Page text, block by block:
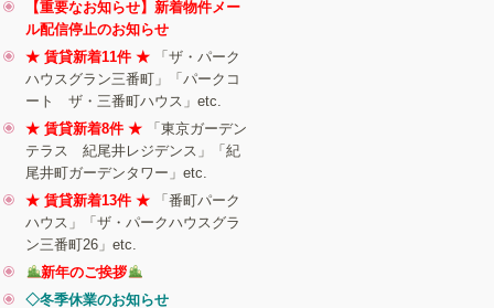
【重要なお知らせ】新着物件メー
ル配信停止のお知らせ
★ 賃貸新着11件 ★
「ザ・パーク
ハウスグラン三番町」「パークコ
ート ザ・三番町ハウス」etc.
★ 賃貸新着8件 ★
「東京ガーデン
テラス 紀尾井レジデンス」「紀
尾井町ガーデンタワー」etc.
★ 賃貸新着13件 ★
「番町パーク
ハウス」「ザ・パークハウスグラ
ン三番町26」etc.
新年のご挨拶
◇冬季休業のお知らせ